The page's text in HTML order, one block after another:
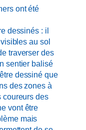
ont été
dessinés : il
au sol
traverser des
sentier balisé
dessiné que
des zones à
coureurs des
vont être
mais